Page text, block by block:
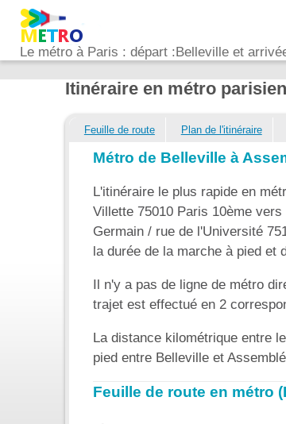
Le métro à Paris : départ :Belleville et
Itinéraire en métro
Feuille de route Plan de l'itinéraire
Métro de Belleville à
L'itinéraire le plus rapide en
Villette 75010 Paris 10ème
Germain / rue de l'Université
la durée de la marche à pied et
Il n'y a pas de ligne de métro
trajet est effectué en 2
La distance kilométrique entre
pied entre Belleville et
Feuille de route en métro